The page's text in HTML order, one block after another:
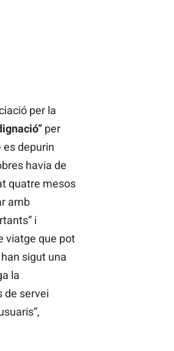
per la
per
es depurin
havia de
quatre mesos
amb
i
viatge que pot
sigut una
la
de servei